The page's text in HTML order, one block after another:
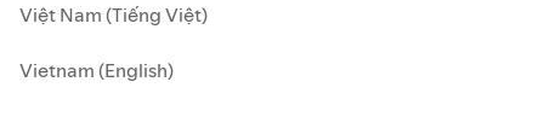
Việt Nam (Tiếng Việt)
Vietnam (English)